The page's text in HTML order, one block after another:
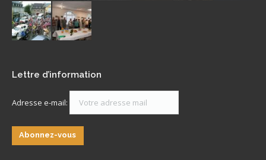
Lettre d’information
Adresse e-mail: